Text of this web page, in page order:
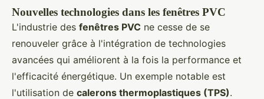
Nouvelles technologies dans les fenêtres PVC
L'industrie des fenêtres PVC ne cesse de se
renouveler grâce à l'intégration de technologies
avancées qui améliorent à la fois la performance et
l'efficacité énergétique. Un exemple notable est
l'utilisation de calerons thermoplastiques (TPS).